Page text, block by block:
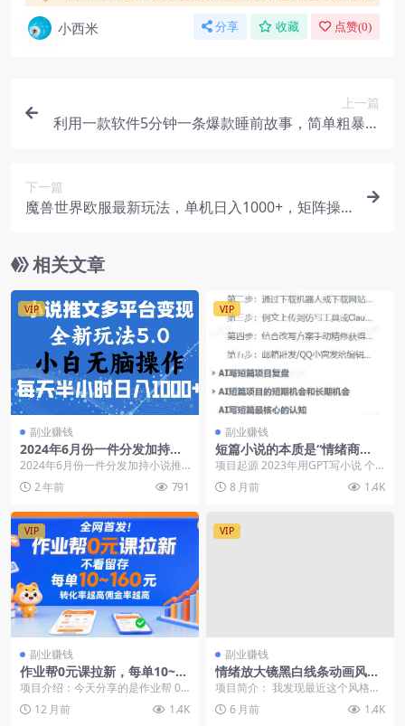
小西米 分享 收藏 点赞(0)
上一篇
利用一款软件5分钟一条爆款睡前故事，简单粗暴精
下一篇
魔兽世界欧服最新玩法，单机日入1000+，矩阵操
相关文章
VIP
副业赚钱
2024年6月份一件分发加持小
说推文暴力玩法 新手小白无脑
操作日入1000+
2024年6月份一件分发加持小说推
文暴力玩法 新手小白无脑操作日入
1000+ 不...
2 年前 791
VIP
副业赚钱
短篇小说的本质是“情绪商
品”，AI辅助写作、从拆解到
变现的SOP完整流程（飞书文
档教程）
项目起源 2023年用GPT写小说 个
人基本情况：10年产品经理5年AI
产品经理...
8 月前 1.4K
VIP
副业赚钱
作业帮0元课拉新，每单10~16
0元，转化率越高佣金率越高
项目介绍：今天分享的是作业帮 0
元课推广！这是个既能帮到家长和
孩子，又能让你轻...
12 月前 1.4K
VIP
副业赚钱
情绪放大镜黑白线条动画风格
视频，20个视频涨粉30万
项目简介： 我发现最近这个风格的
视频流量挺大，跟之前爆火的火柴
人哲学系列的差不多...
6 月前 1.4K